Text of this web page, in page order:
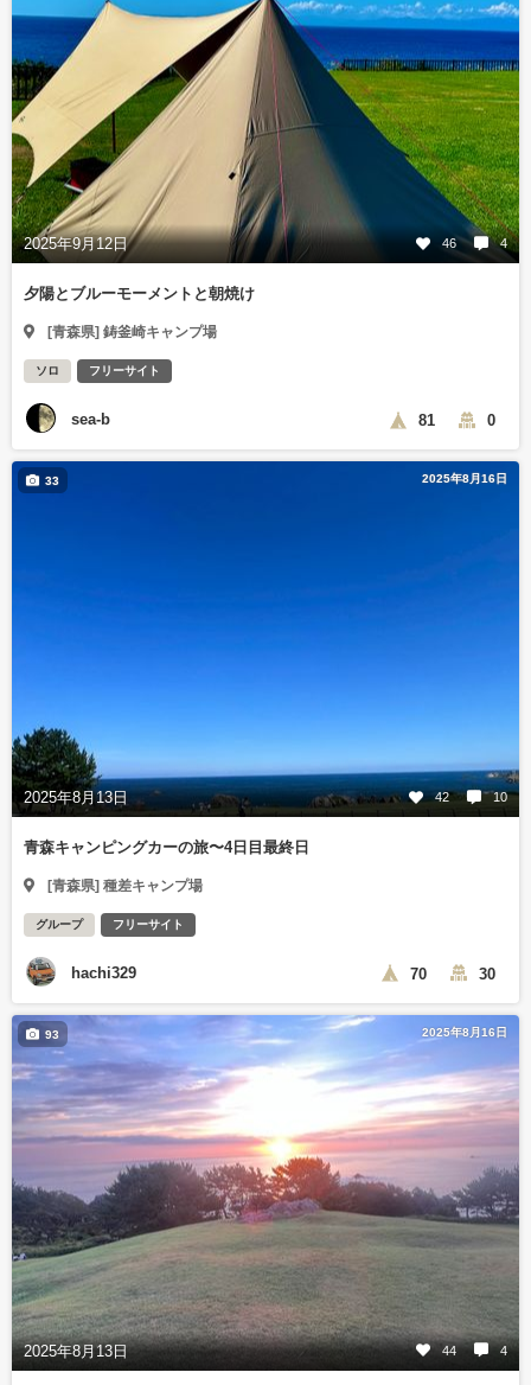
2025年9月12日 46 4
夕陽とブルーモーメントと朝焼け
[青森県] 鋳釜崎キャンプ場
ソロ フリーサイト
sea-b 81 0
2025年8月16日
2025年8月13日 42 10
33
青森キャンピングカーの旅〜4日目最終日
[青森県] 種差キャンプ場
グループ フリーサイト
hachi329 70 30
2025年8月16日
2025年8月13日 44 4
93